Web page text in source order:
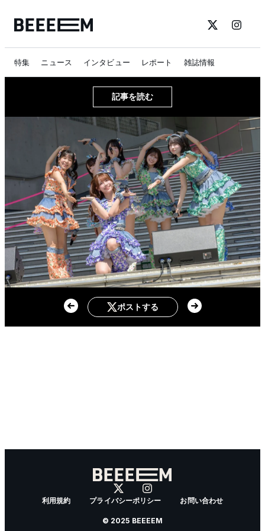
特集 ニュース インタビュー レポート 雑誌情報
記事を読む
ポストする
利用規約 プライバシーポリシー お問い合わせ
© 2025 BEEEEM